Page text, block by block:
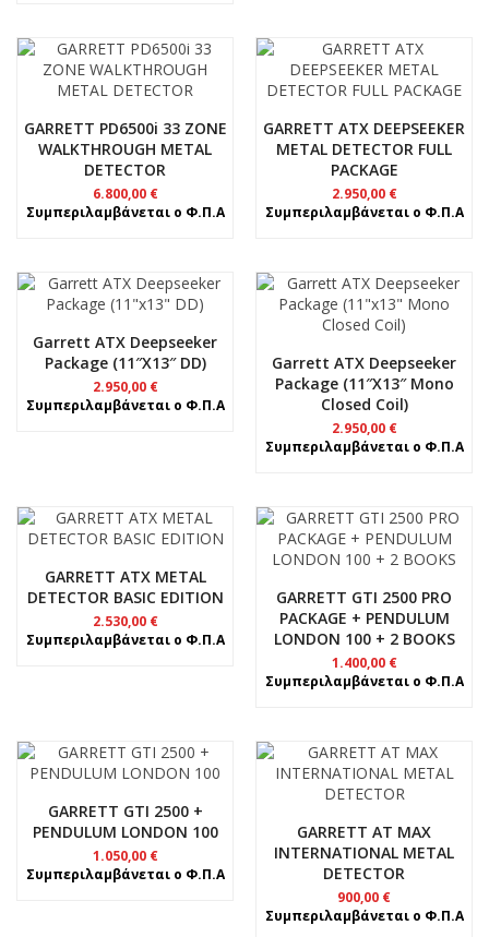
GARRETT PD6500i 33 ZONE
WALKTHROUGH METAL
DETECTOR
6.800,00 €
Συμπεριλαμβάνεται ο Φ.Π.Α
GARRETT ATX DEEPSEEKER
METAL DETECTOR FULL
PACKAGE
2.950,00 €
Συμπεριλαμβάνεται ο Φ.Π.Α
Garrett ATX Deepseeker
Package (11″x13″ DD)
2.950,00 €
Συμπεριλαμβάνεται ο Φ.Π.Α
Garrett ATX Deepseeker
Package (11″x13″ Mono
Closed Coil)
2.950,00 €
Συμπεριλαμβάνεται ο Φ.Π.Α
GARRETT ATX METAL
DETECTOR BASIC EDITION
2.530,00 €
Συμπεριλαμβάνεται ο Φ.Π.Α
GARRETT GTI 2500 PRO
PACKAGE + PENDULUM
LONDON 100 + 2 BOOKS
1.400,00 €
Συμπεριλαμβάνεται ο Φ.Π.Α
GARRETT GTI 2500 +
PENDULUM LONDON 100
1.050,00 €
Συμπεριλαμβάνεται ο Φ.Π.Α
GARRETT AT MAX
INTERNATIONAL METAL
DETECTOR
900,00 €
Συμπεριλαμβάνεται ο Φ.Π.Α